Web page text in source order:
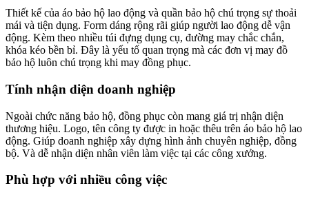
Thiết kế của áo bảo hộ lao động và quần bảo hộ chú trọng sự thoải
mái và tiện dụng. Form dáng rộng rãi giúp người lao động dễ vận
động. Kèm theo nhiều túi đựng dụng cụ, đường may chắc chắn,
khóa kéo bền bỉ. Đây là yếu tố quan trọng mà các đơn vị may đồ
bảo hộ luôn chú trọng khi may đồng phục.
Tính nhận diện doanh nghiệp
Ngoài chức năng bảo hộ, đồng phục còn mang giá trị nhận diện
thương hiệu. Logo, tên công ty được in hoặc thêu trên áo bảo hộ lao
động. Giúp doanh nghiệp xây dựng hình ảnh chuyên nghiệp, đồng
bộ. Và dễ nhận diện nhân viên làm việc tại các công xưởng.
Phù hợp với nhiều công việc